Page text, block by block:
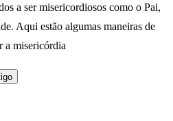
a ser misericordiosos como o Pai,
Aqui estão algumas maneiras de
a misericórdia